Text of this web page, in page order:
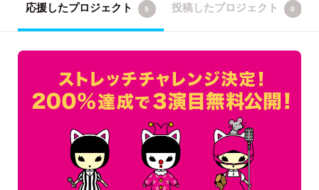
応援したプロジェクト 5 投稿したプロジェクト 0